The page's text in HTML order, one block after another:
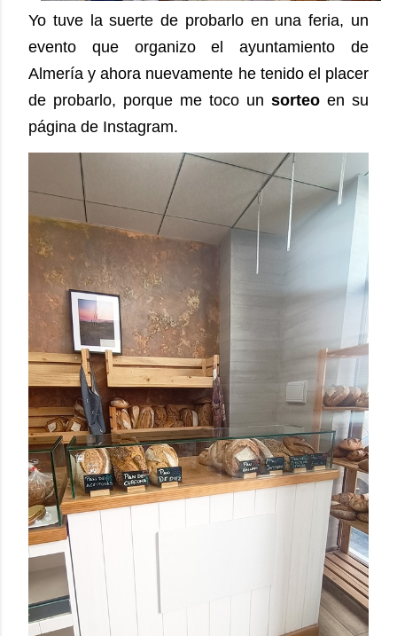
Yo tuve la suerte de probarlo en una feria, un
evento que organizo el ayuntamiento de
Almería y ahora nuevamente he tenido el placer
de probarlo, porque me toco un sorteo en su
página de Instagram.